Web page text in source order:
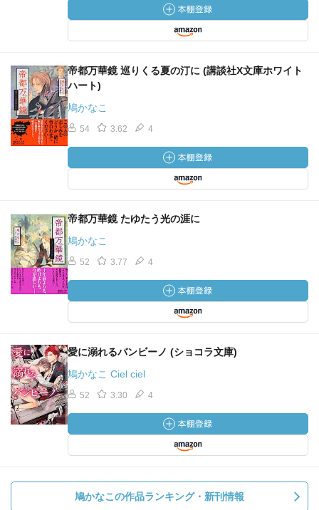
帝都万華鏡 巡りくる夏の汀に (講談社X文庫ホワイト
ハート)
鳩かなこ
54 3.62 4
帝都万華鏡 たゆたう光の涯に
鳩かなこ
52 3.77 4
愛に溺れるバンビーノ (ショコラ文庫)
鳩かなこ Ciel ciel
52 3.30 4
鳩かなこの作品ランキング・新刊情報